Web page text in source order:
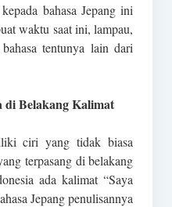
bahasa Jepang ini
waktu saat ini, lampau,
tentunya lain dari
di Belakang Kalimat
ciri yang tidak biasa
terpasang di belakang
ada kalimat “Saya
Jepang penulisannya